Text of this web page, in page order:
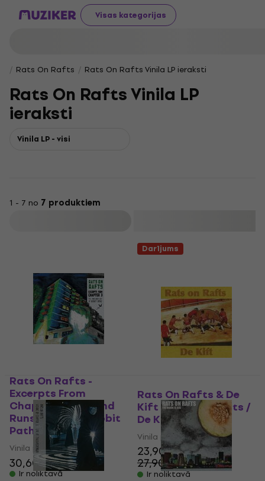
Visas kategorijas
Rats On Rafts Rats On Rafts Vinila LP ieraksti
Rats On Rafts Vinila LP
ieraksti
Vinila LP - visi
1 - 7 no 7 produktiem
Rats On Rafts -
Excerpts From
Chapter 3: The Mind
Runs A Net Of Rabbit
Paths (LP)
Vinila plate
30,60 €34,90 €
Ir noliktavā
Darījums
Rats On Rafts & De
Kift - Rats On Rafts /
De Kift (LP)
Vinila plate
23,90 €
27,90 €
- 14 %
Ir noliktavā